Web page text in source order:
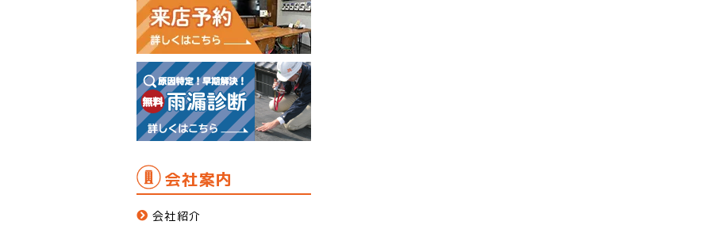
会社案内
会社紹介